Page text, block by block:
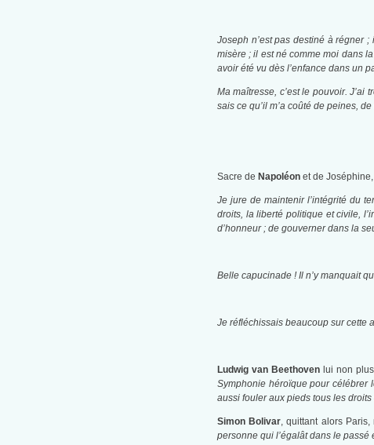
Joseph n’est pas destiné à régner
misère ; il est né comme moi dans
avoir été vu dès l’enfance dans un
Ma maîtresse, c’est le pouvoir.
sais ce qu’il m’a coûté de peines,
Sacre de Napoléonet de Joséphine,
Je jure de maintenir l’intégrité du
droits, la liberté politique et civile,
d’honneur ; de gouverner dans la
Belle capucinade ! Il n’y manquait
Je réfléchissais beaucoup sur cette
Ludwig van Beethovenlui non plus
Symphonie héroïque pour célébrer
aussi fouler aux pieds tous les
Simon Bolivar, quittant alors
personne qui l’égalât dans le passé